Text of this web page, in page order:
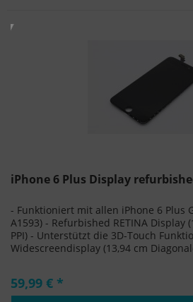
iPhone 6 Plus Display
- Funktioniert mit allen iPhone 6 Plus
A1593) - Refurbished RETINA Display
PPI) - Unterstützt die 3D-Touch
Widescreendisplay (13,94 cm
59,99 € *